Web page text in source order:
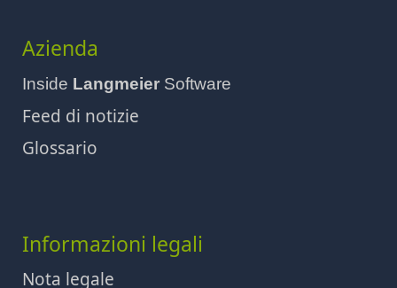
Azienda
Inside Langmeier Software
Feed di notizie
Glossario
Informazioni legali
Nota legale